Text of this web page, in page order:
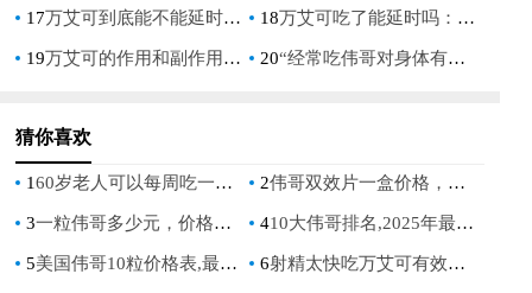
17万艾可到底能不能延时：揭秘其对性功能的影响 18万艾可吃了能延时吗：揭秘其对性功能的影响
19万艾可的作用和副作用：深入了解西地那非的效用与潜在风险 20“经常吃伟哥对身体有哪些危害？深入了解其潜在影响”
猜你喜欢
160岁老人可以每周吃一次西地那非吗？有哪些注意事项？ 2伟哥双效片一盒价格，如何选择性价比最高的产品
3一粒伟哥多少元，价格详情及购买指南 410大伟哥排名,2025年最新壮阳药品牌评测与推荐
5美国伟哥10粒价格表,最新报价,购买渠道及正品查询指南 6射精太快吃万艾可有效果吗,早泄吃万艾可能延长时间吗,真实效果揭秘